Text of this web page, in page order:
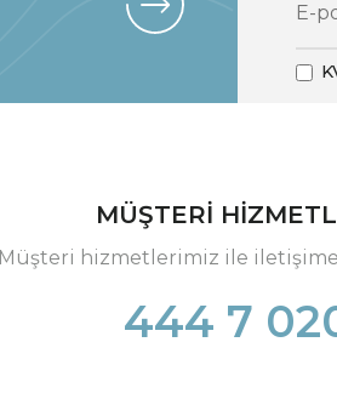
MÜŞTERİ
Müşteri hizmetlerimiz ile
444 7